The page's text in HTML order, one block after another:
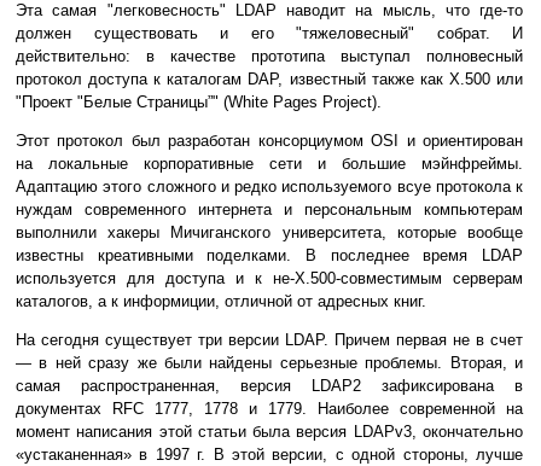
Эта самая "легковесность" LDAP наводит на мысль, что где-то
должен существовать и его "тяжеловесный" собрат. И
действительно: в качестве прототипа выступал полновесный
протокол доступа к каталогам DAP, известный также как X.500 или
"Проект "Белые Страницы”" (White Pages Project).
Этот протокол был разработан консорциумом OSI и ориентирован
на локальные корпоративные сети и большие мэйнфреймы.
Адаптацию этого сложного и редко используемого всуе протокола к
нуждам современного интернета и персональным компьютерам
выполнили хакеры Мичиганского университета, которые вообще
известны креативными поделками. В последнее время LDAP
используется для доступа и к не-X.500-совместимым серверам
каталогов, а к информиции, отличной от адресных книг.
На сегодня существует три версии LDAP. Причем первая не в счет
— в ней сразу же были найдены серьезные проблемы. Вторая, и
самая распространенная, версия LDAP2 зафиксирована в
документах RFC 1777, 1778 и 1779. Наиболее современной на
момент написания этой статьи была версия LDAPv3, окончательно
«устаканенная» в 1997 г. В этой версии, с одной стороны, лучше